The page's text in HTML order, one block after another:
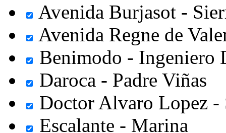
Avenida Burjasot -
Avenida Regne de
Benimodo - Ingeniero
Daroca - Padre Viñas
Doctor Alvaro Lopez -
Escalante - Marina